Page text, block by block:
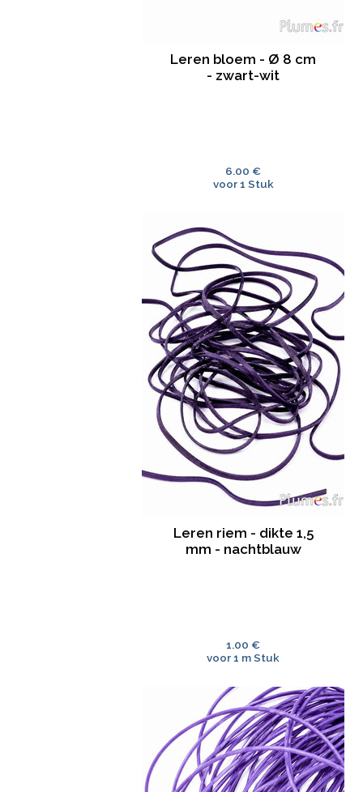
Leren bloem - Ø 8 cm
- zwart-wit
6.00 €
voor 1 Stuk
Leren riem - dikte 1,5
mm - nachtblauw
1.00 €
voor 1 m Stuk